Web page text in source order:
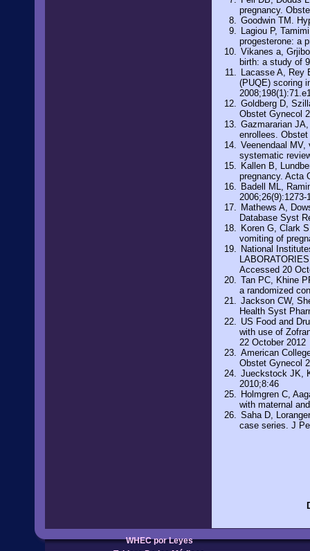
pregnancy.
Goodwin TM.
Lagiou P,
progesterone: a
Vikanes a,
birth: a study of
Lacasse A, Rey
(PUQE) scoring
Goldberg D,
Obstet Gynecol
Gazmararian
enrollees.
Veenendaal
systematic
Kallen B,
pregnancy. Acta
Badell ML,
2006;26(9):1273-
Mathews A,
Database Syst
Koren G, Clark
vomiting of
National
Accessed 20
Tan PC, Khine
a randomized
Jackson CW,
Health Syst
US Food and
with use of
22 October 2012
American
Obstet Gynecol
Jueckstock JK,
2010;8:46
Holmgren C,
with maternal
Saha D,
case series. J
WHEC por Leyes